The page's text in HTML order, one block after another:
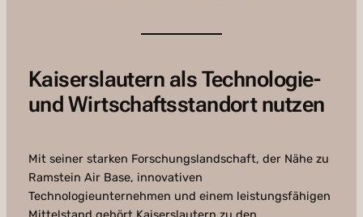
Kaiserslautern als Technologie-
und Wirtschaftsstandort nutzen
Mit seiner starken Forschungslandschaft, der Nähe zu
Ramstein Air Base, innovativen
Technologieunternehmen und einem leistungsfähigen